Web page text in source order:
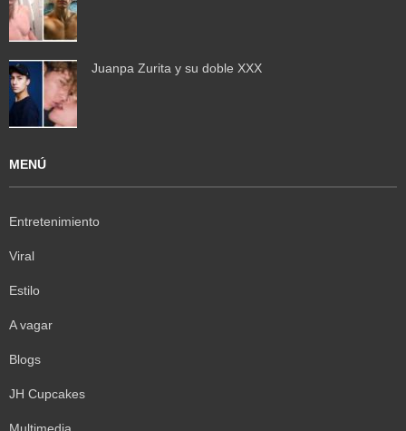
Juanpa Zurita y su doble XXX
MENÚ
Entretenimiento
Viral
Estilo
A vagar
Blogs
JH Cupcakes